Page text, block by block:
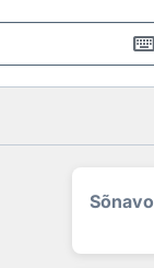
keyboard